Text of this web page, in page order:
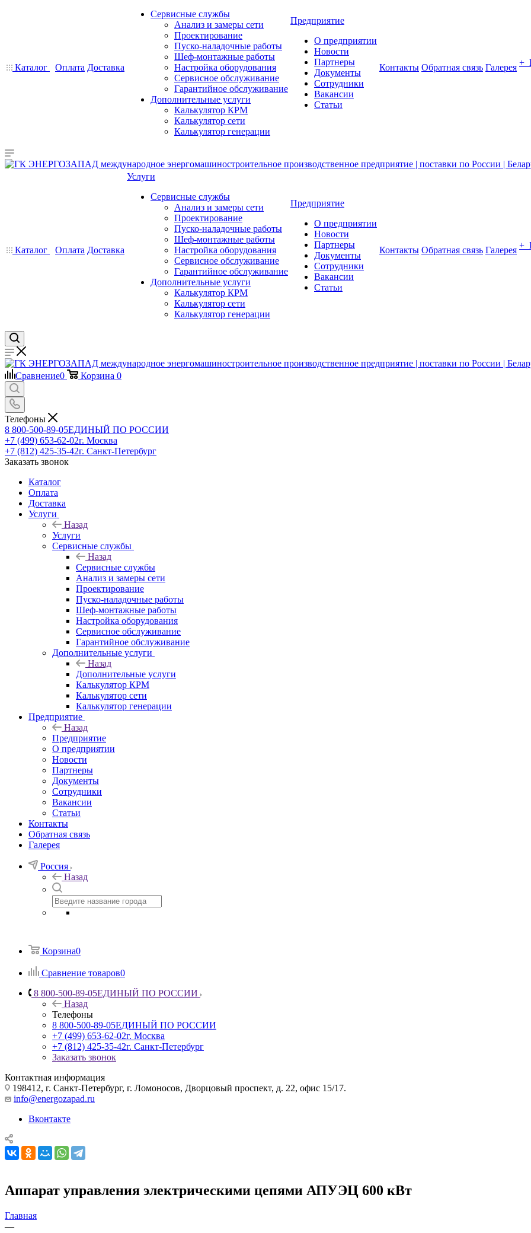
Каталог Оплата Доставка
Сервисные службы
Анализ и замеры сети
Проектирование
Пуско-наладочные работы
Шеф-монтажные работы
Настройка оборудования
Сервисное обслуживание
Гарантийное обслуживание
Дополнительные услуги
Калькулятор КРМ
Калькулятор сети
Калькулятор генерации
Предприятие
О предприятии
Новости
Партнеры
Документы
Сотрудники
Вакансии
Статьи
Контакты Обратная связь Галерея +
Каталог Оплата Доставка
Услуги
Сервисные службы
Анализ и замеры сети
Проектирование
Пуско-наладочные работы
Шеф-монтажные работы
Настройка оборудования
Сервисное обслуживание
Гарантийное обслуживание
Дополнительные услуги
Калькулятор КРМ
Калькулятор сети
Калькулятор генерации
Предприятие
О предприятии
Новости
Партнеры
Документы
Сотрудники
Вакансии
Статьи
Контакты Обратная связь Галерея +
Сравнение0 Корзина 0
Телефоны
8 800-500-89-05ЕДИНЫЙ ПО РОССИИ
+7 (499) 653-62-02г. Москва
+7 (812) 425-35-42г. Санкт-Петербург
Заказать звонок
Каталог
Оплата
Доставка
Услуги
Назад
Услуги
Сервисные службы
Назад
Сервисные службы
Анализ и замеры сети
Проектирование
Пуско-наладочные работы
Шеф-монтажные работы
Настройка оборудования
Сервисное обслуживание
Гарантийное обслуживание
Дополнительные услуги
Назад
Дополнительные услуги
Калькулятор КРМ
Калькулятор сети
Калькулятор генерации
Предприятие
Назад
Предприятие
О предприятии
Новости
Партнеры
Документы
Сотрудники
Вакансии
Статьи
Контакты
Обратная связь
Галерея
Россия
Назад
Корзина0
Сравнение товаров0
8 800-500-89-05ЕДИНЫЙ ПО РОССИИ
Назад
Телефоны
8 800-500-89-05ЕДИНЫЙ ПО РОССИИ
+7 (499) 653-62-02г. Москва
+7 (812) 425-35-42г. Санкт-Петербург
Заказать звонок
Контактная информация
198412, г. Санкт-Петербург, г. Ломоносов, Дворцовый проспект, д. 22, офис 15/17.
info@energozapad.ru
Вконтакте
Аппарат управления электрическими цепями АПУЭЦ 600 кВт
Главная
—